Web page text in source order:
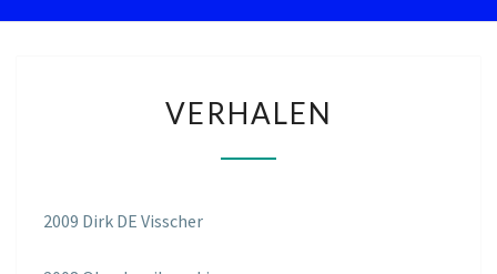
VERHALEN
2009 Dirk DE Visscher